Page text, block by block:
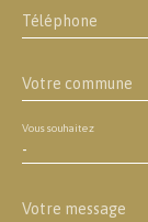
Téléphone
Votre commune
-
Vous souhaitez
Votre message